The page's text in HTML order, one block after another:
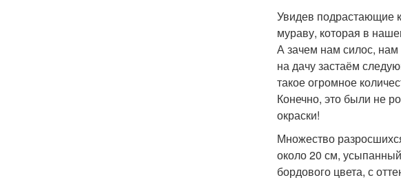
Увидев подрастающие
мураву, которая в
А зачем нам силос,
на дачу застаём
такое огромное
Конечно, это были не
окраски!
Множество
около 20 см,
бордового цвета, с